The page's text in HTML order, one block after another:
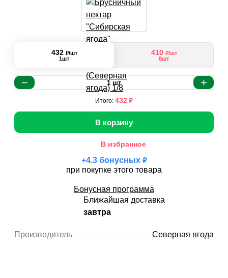
Производитель Северная ягода
432 ₽/шт
1шт
410 ₽/шт
8шт
1 шт
Итого: 432 ₽
В корзину
В избранное
+4.3бонусных ₽
при покупке этого товара
Бонусная программа
Ближайшая доставка
завтра